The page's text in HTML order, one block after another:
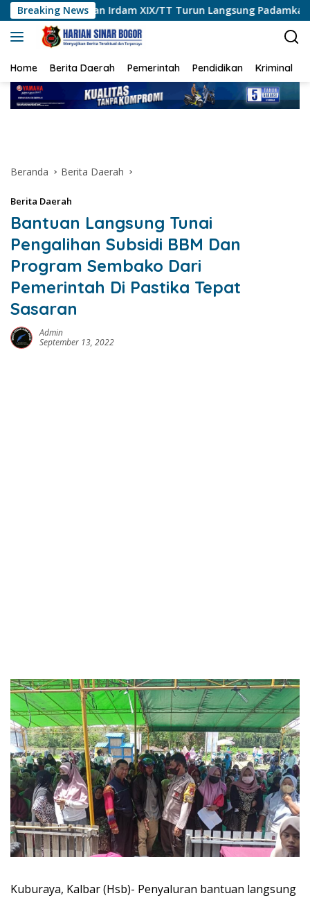
Langsung
ke
konten
Breaking News
XIX/TT Turun Langsung Padamkan Api di Pasir Limau
Home Berita Daerah Pemerintah Pendidikan Kriminal
Beranda Berita Daerah
Berita Daerah
Bantuan Langsung Tunai
Pengalihan Subsidi BBM Dan
Program Sembako Dari
Pemerintah Di Pastika Tepat
Sasaran
Admin
September 13, 2022
Kuburaya, Kalbar (Hsb)- Penyaluran bantuan langsung